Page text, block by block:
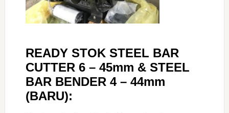
READY STOK STEEL BAR
CUTTER 6 – 45mm & STEEL
BAR BENDER 4 – 44mm
(BARU):